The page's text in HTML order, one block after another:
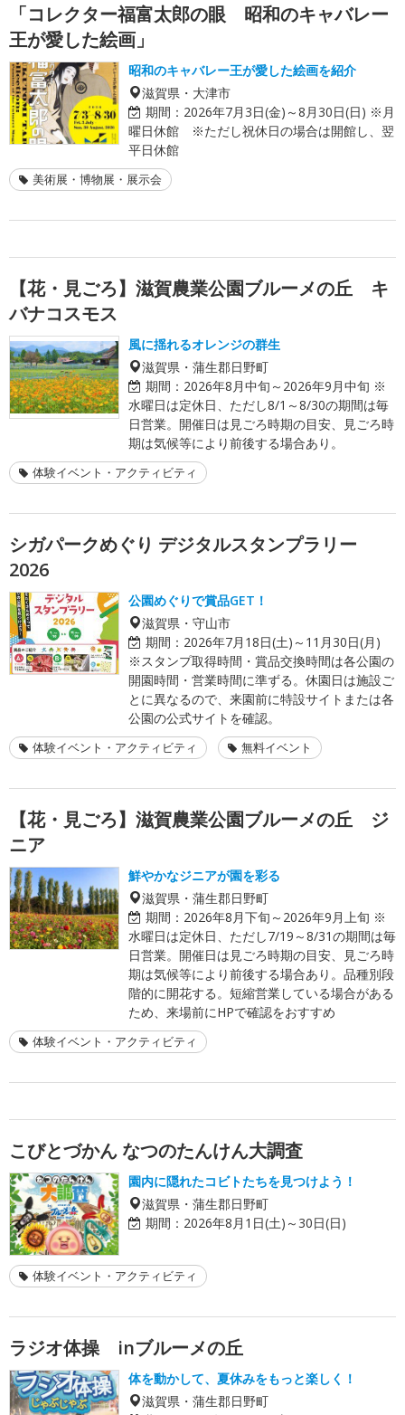
「コレクター福富太郎の眼 昭和のキャバレー
王が愛した絵画」
昭和のキャバレー王が愛した絵画を紹介
滋賀県・大津市
期間： 2026年7月3日(金)～8月30日(日) ※月
曜日休館 ※ただし祝休日の場合は開館し、翌
平日休館
美術展・博物展・展示会
【花・見ごろ】滋賀農業公園ブルーメの丘 キ
バナコスモス
風に揺れるオレンジの群生
滋賀県・蒲生郡日野町
期間： 2026年8月中旬～2026年9月中旬 ※
水曜日は定休日、ただし8/1～8/30の期間は毎
日営業。開催日は見ごろ時期の目安、見ごろ時
期は気候等により前後する場合あり。
体験イベント・アクティビティ
シガパークめぐり デジタルスタンプラリー
2026
公園めぐりで賞品GET！
滋賀県・守山市
期間： 2026年7月18日(土)～11月30日(月)
※スタンプ取得時間・賞品交換時間は各公園の
開園時間・営業時間に準ずる。休園日は施設ご
とに異なるので、来園前に特設サイトまたは各
公園の公式サイトを確認。
体験イベント・アクティビティ 無料イベント
【花・見ごろ】滋賀農業公園ブルーメの丘 ジ
ニア
鮮やかなジニアが園を彩る
滋賀県・蒲生郡日野町
期間： 2026年8月下旬～2026年9月上旬 ※
水曜日は定休日、ただし7/19～8/31の期間は毎
日営業。開催日は見ごろ時期の目安、見ごろ時
期は気候等により前後する場合あり。品種別段
階的に開花する。短縮営業している場合がある
ため、来場前にHPで確認をおすすめ
体験イベント・アクティビティ
こびとづかん なつのたんけん大調査
園内に隠れたコビトたちを見つけよう！
滋賀県・蒲生郡日野町
期間： 2026年8月1日(土)～30日(日)
体験イベント・アクティビティ
ラジオ体操 inブルーメの丘
体を動かして、夏休みをもっと楽しく！
滋賀県・蒲生郡日野町